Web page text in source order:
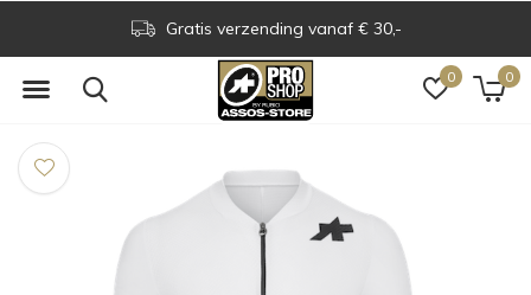
0 0
Gratis verzending vanaf € 30,-